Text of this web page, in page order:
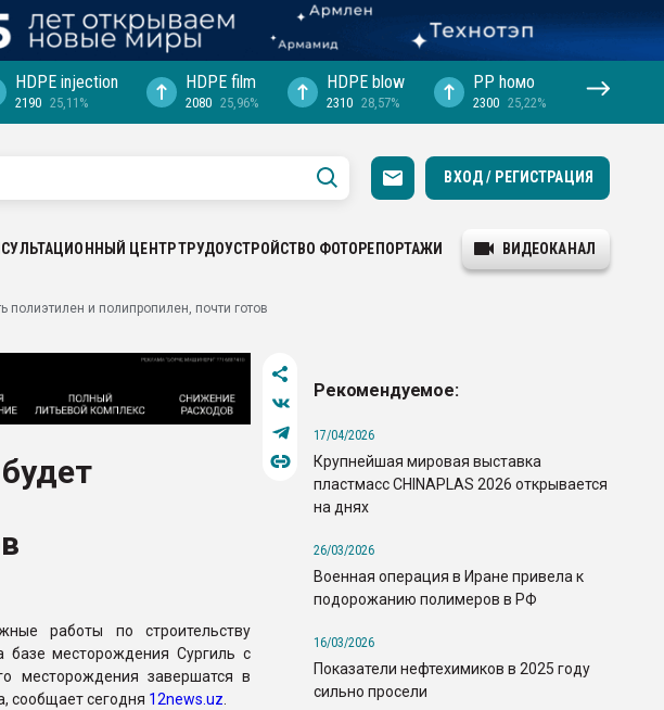
HDPE injection
2190 25,11%
HDPE film
2080 25,96%
HDPE blow
2310 28,57%
PP hомо
2300 25,22%
ВХОД / РЕГИСТРАЦИЯ
ЦЕНТРТРУДОУСТРОЙСТВО ФОТОРЕПОРТАЖИ ВИДЕОКАНАЛ
полиэтилен и полипропилен, почти готов
работы по строительству
базе месторождения Сургиль с
месторождения завершатся в
сообщает сегодня 12news.uz.
Рекомендуемое:
17/04/2026
Крупнейшая мировая выставка
пластмасс CHINAPLAS 2026 открывается
на днях
26/03/2026
Военная операция в Иране привела к
подорожанию полимеров в РФ
16/03/2026
Показатели нефтехимиков в 2025 году
сильно просели